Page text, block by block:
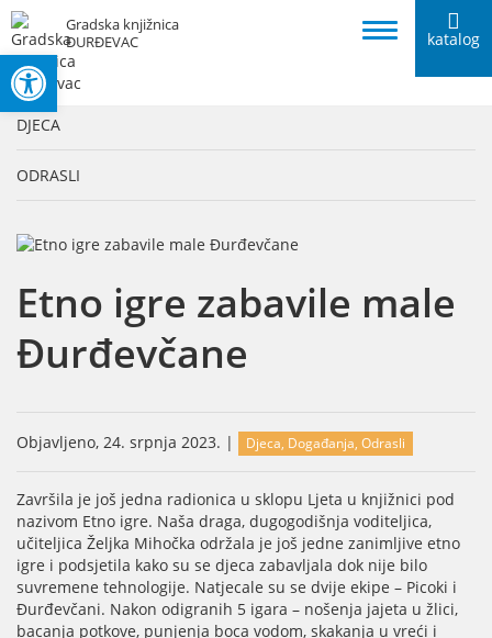
Open toolbar
Gradska knjižnica
ĐURĐEVAC
katalog
KATEGORIJE
DJECA
ODRASLI
Etno igre zabavile male
Đurđevčane
Objavljeno, 24. srpnja 2023. | Djeca, Događanja, Odrasli
Završila je još jedna radionica u sklopu Ljeta u knjižnici pod
nazivom Etno igre. Naša draga, dugogodišnja voditeljica,
učiteljica Željka Mihočka održala je još jedne zanimljive etno
igre i podsjetila kako su se djeca zabavljala dok nije bilo
suvremene tehnologije. Natjecale su se dvije ekipe – Picoki i
Đurđevčani. Nakon odigranih 5 igara – nošenja jajeta u žlici,
bacanja potkove, punjenja boca vodom, skakanja u vreći i